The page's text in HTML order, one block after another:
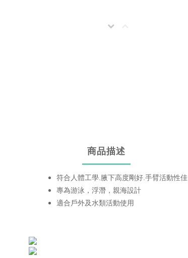
商品描述
符合人體工學.腋下高度剛好.手臂活動性佳
專為游泳，浮潛，親海設計
適合戶外及水類活動使用